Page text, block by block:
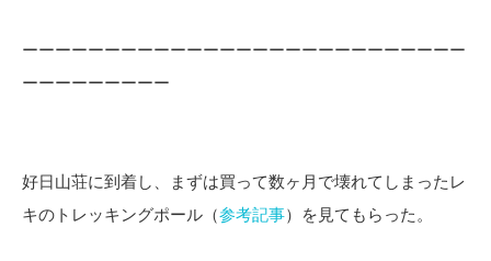
ーーーーーーーーーーーーーーーーーーーーーーーーーーー
ーーーーーーーーー
好日山荘に到着し、まずは買って数ヶ月で壊れてしまったレ
キのトレッキングポール（参考記事）を見てもらった。